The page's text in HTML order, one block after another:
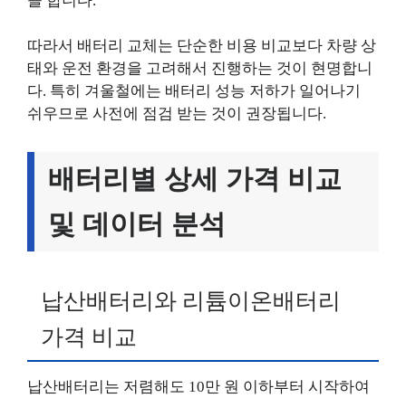
따라서 배터리 교체는 단순한 비용 비교보다 차량 상
태와 운전 환경을 고려해서 진행하는 것이 현명합니
다. 특히 겨울철에는 배터리 성능 저하가 일어나기
쉬우므로 사전에 점검 받는 것이 권장됩니다.
배터리별 상세 가격 비교
및 데이터 분석
납산배터리와 리튬이온배터리
가격 비교
납산배터리는 저렴해도 10만 원 이하부터 시작하여